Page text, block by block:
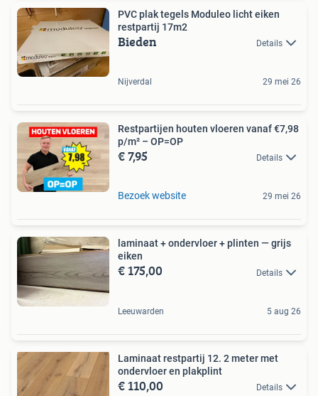
PVC plak tegels Moduleo licht eiken
restpartij 17m2
Bieden Details
Nijverdal 29 mei 26
Restpartijen houten vloeren vanaf €7,98
p/m² – OP=OP
€ 7,95 Details
Bezoek website 29 mei 26
laminaat + ondervloer + plinten — grijs
eiken
€ 175,00 Details
Leeuwarden 5 aug 26
Laminaat restpartij 12. 2 meter met
ondervloer en plakplint
€ 110,00 Details